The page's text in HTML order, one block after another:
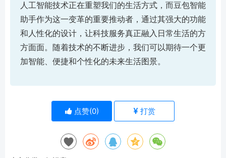
人工智能技术正在重塑我们的生活方式，而豆包智能
助手作为这一变革的重要推动者，通过其强大的功能
和人性化的设计，让科技服务真正融入日常生活的方
方面面。随着技术的不断进步，我们可以期待一个更
加智能、便捷和个性化的未来生活图景。
点赞(0) 打赏